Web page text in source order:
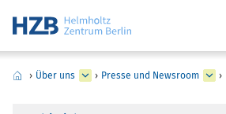
› Über uns › Presse und Newsroom ›